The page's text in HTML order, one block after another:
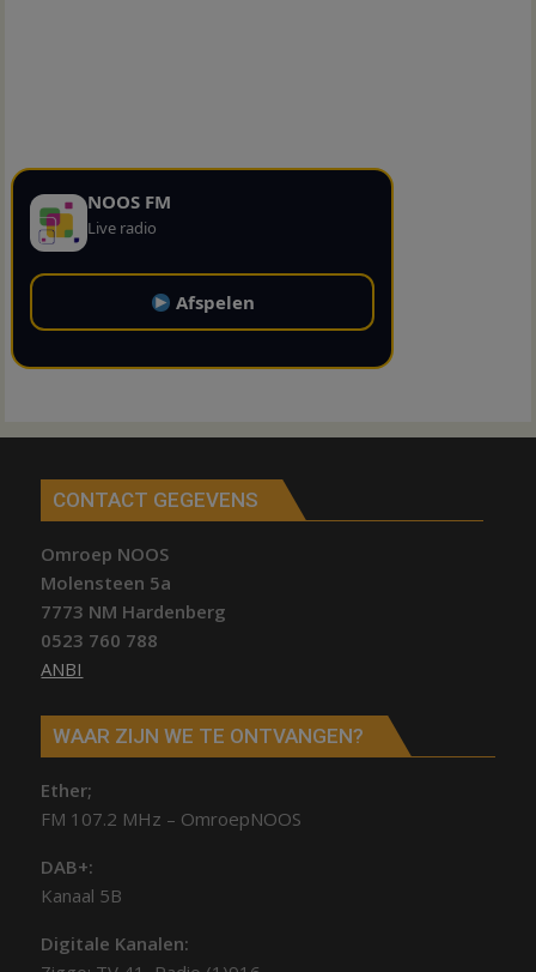
NOOS FM
Live radio
Afspelen
CONTACT GEGEVENS
Omroep NOOS
Molensteen 5a
7773 NM Hardenberg
0523 760 788
ANBI
WAAR ZIJN WE TE ONTVANGEN?
Ether;
FM 107.2 MHz – OmroepNOOS
DAB+:
Kanaal 5B
Digitale Kanalen: